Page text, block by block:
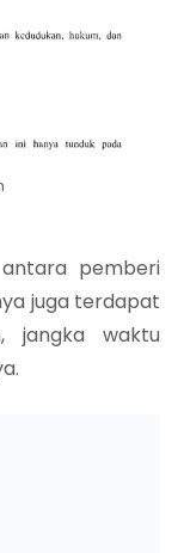
pemberi
juga terdapat
jangka waktu